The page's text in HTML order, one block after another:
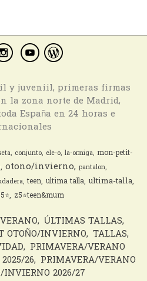
y juveniil, primeras firmas
la zona norte de Madrid,
España en 24 horas e
conjunto ele-o la-ormiga mon-petit-
otono/invierno pantalon
teen ultima talla ultima-talla
z5⭐️teen&mum
ÚLTIMAS TALLAS
OTOÑO/INVIERNO TALLAS
PRIMAVERA/VERANO
26 PRIMAVERA/VERANO
INVIERNO 2026/27